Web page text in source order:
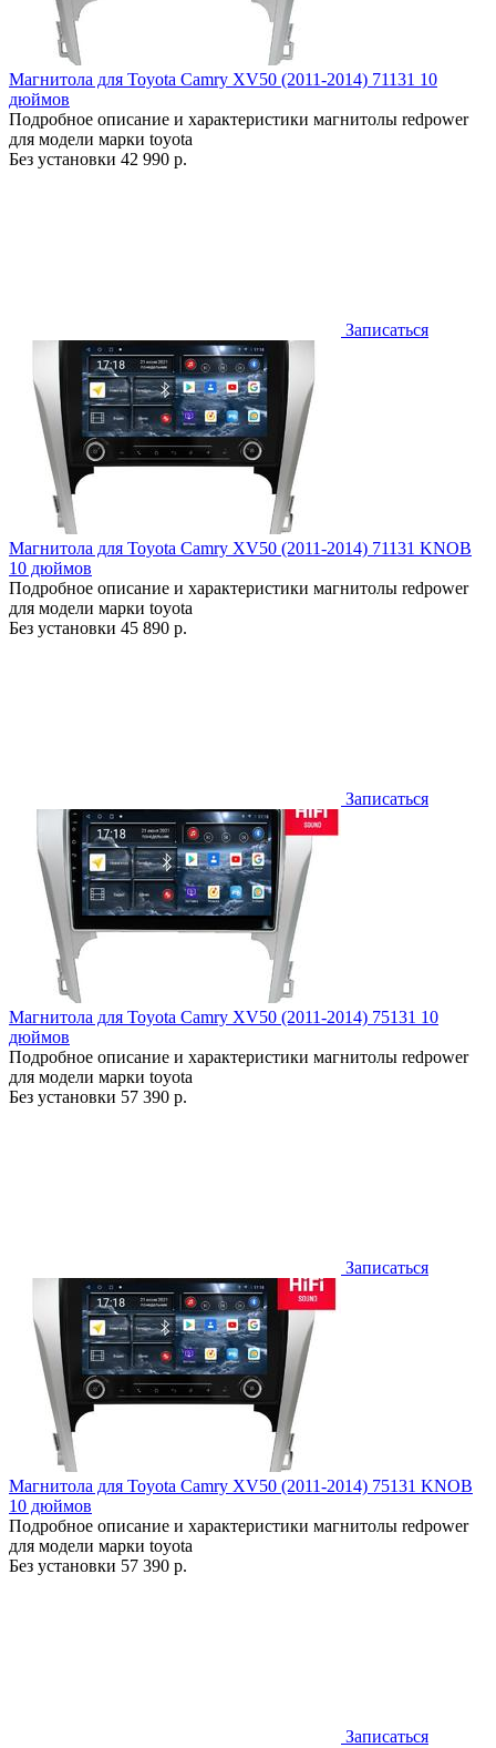
Магнитола для Toyota Camry XV50 (2011-2014) 71131 10
дюймов
Подробное описание и характеристики магнитолы redpower
для модели марки toyota
Без установки 42 990 р.
Записаться
Магнитола для Toyota Camry XV50 (2011-2014) 71131 KNOB
10 дюймов
Подробное описание и характеристики магнитолы redpower
для модели марки toyota
Без установки 45 890 р.
Записаться
Магнитола для Toyota Camry XV50 (2011-2014) 75131 10
дюймов
Подробное описание и характеристики магнитолы redpower
для модели марки toyota
Без установки 57 390 р.
Записаться
Магнитола для Toyota Camry XV50 (2011-2014) 75131 KNOB
10 дюймов
Подробное описание и характеристики магнитолы redpower
для модели марки toyota
Без установки 57 390 р.
Записаться